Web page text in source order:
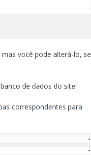
você pode alterá-lo, se
de dados do site.
correspondentes para